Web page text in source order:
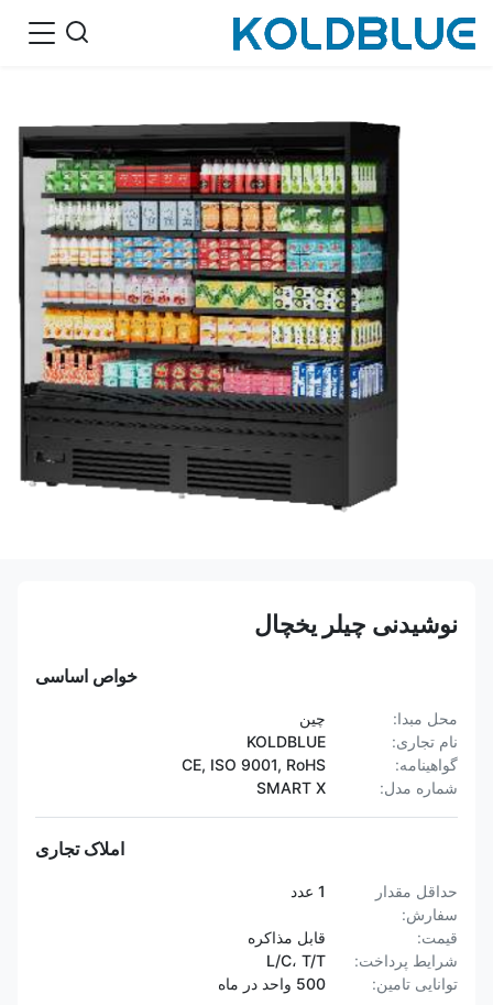
نوشیدنی چیلر یخچال
خواص اساسی
محل مبدا:
چین
نام تجاری:
KOLDBLUE
گواهینامه:
CE, ISO 9001, RoHS
شماره مدل:
SMART X
املاک تجاری
حداقل مقدار
سفارش:
1 عدد
قیمت:
قابل مذاکره
شرایط پرداخت:
L/C، T/T
توانایی تامین:
500 واحد در ماه